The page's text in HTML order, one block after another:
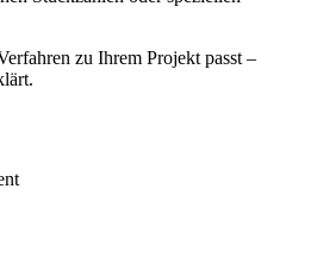
zu Ihrem Projekt passt –